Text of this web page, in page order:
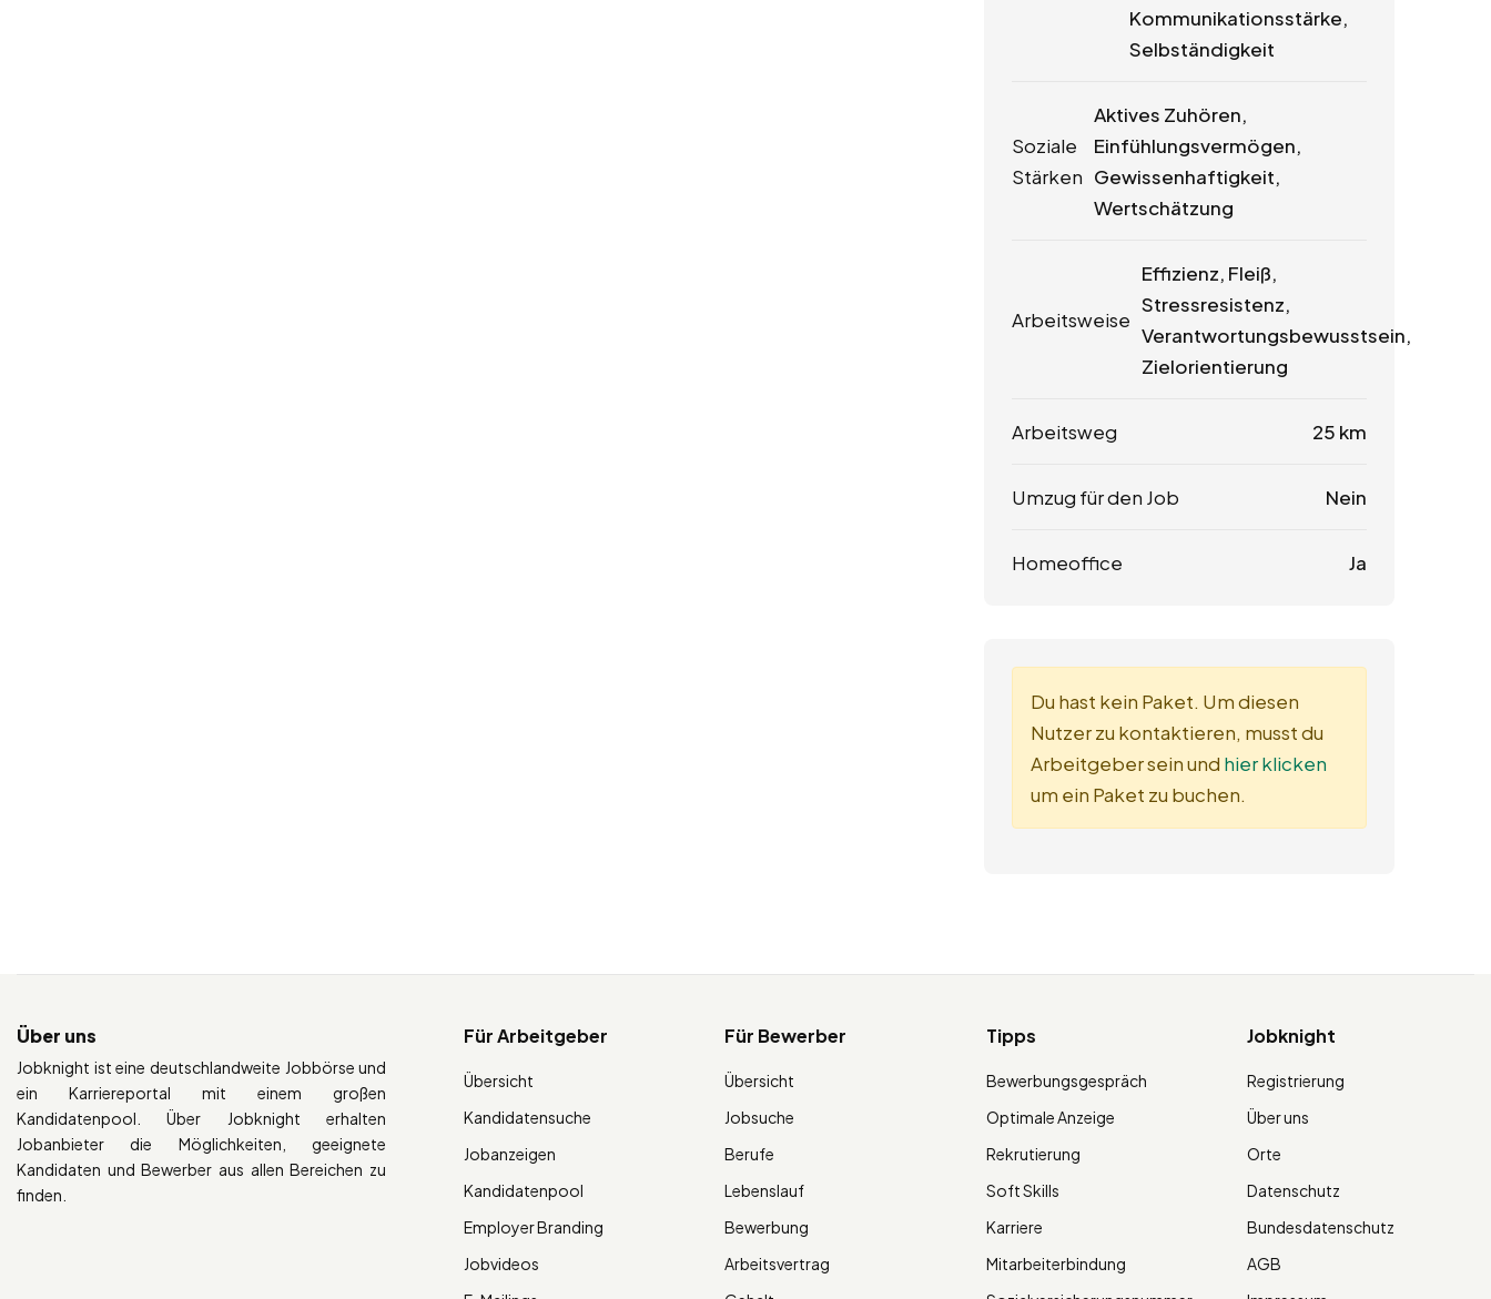
Kommunikationsstärke,
Selbständigkeit
Soziale
Stärken
Aktives Zuhören,
Einfühlungsvermögen,
Gewissenhaftigkeit,
Wertschätzung
Arbeitsweise
Effizienz, Fleiß,
Stressresistenz,
Verantwortungsbewusstsein,
Zielorientierung
Arbeitsweg 25 km
Umzug für den Job Nein
Homeoffice Ja
Du hast kein Paket. Um diesen
Nutzer zu kontaktieren, musst du
Arbeitgeber sein und hier klicken
um ein Paket zu buchen.
Über uns
Jobknight ist eine deutschlandweite Jobbörse und
ein Karriereportal mit einem großen
Kandidatenpool. Über Jobknight erhalten
Jobanbieter die Möglichkeiten, geeignete
Kandidaten und Bewerber aus allen Bereichen zu
finden.
Für Arbeitgeber
Übersicht
Kandidatensuche
Jobanzeigen
Kandidatenpool
Employer Branding
Jobvideos
Für Bewerber
Übersicht
Jobsuche
Berufe
Lebenslauf
Bewerbung
Arbeitsvertrag
Tipps
Bewerbungsgespräch
Optimale Anzeige
Rekrutierung
Soft Skills
Karriere
Mitarbeiterbindung
Jobknight
Registrierung
Über uns
Orte
Datenschutz
Bundesdatenschutz
AGB